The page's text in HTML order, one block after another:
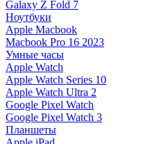
Galaxy Z Fold 7
Ноутбуки
Apple Macbook
Macbook Pro 16 2023
Умные часы
Apple Watch
Apple Watch Series 10
Apple Watch Ultra 2
Google Pixel Watch
Google Pixel Watch 3
Планшеты